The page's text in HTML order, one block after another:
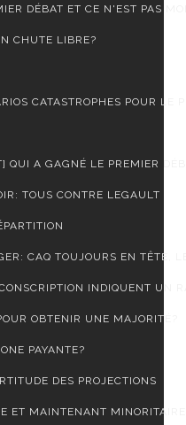
DÉBAT ET CE N'EST PAS
CHUTE LIBRE?
CATASTROPHES POUR LE
QUI A GAGNÉ LE PREMIER
TOUS CONTRE LEGAULT
CAQ TOUJOURS EN TÊTE,
INDIQUENT UN
OBTENIR UNE MAJORITÉ?
PAYANTE?
DES PROJECTIONS
ET MAINTENANT MINORITAIRE